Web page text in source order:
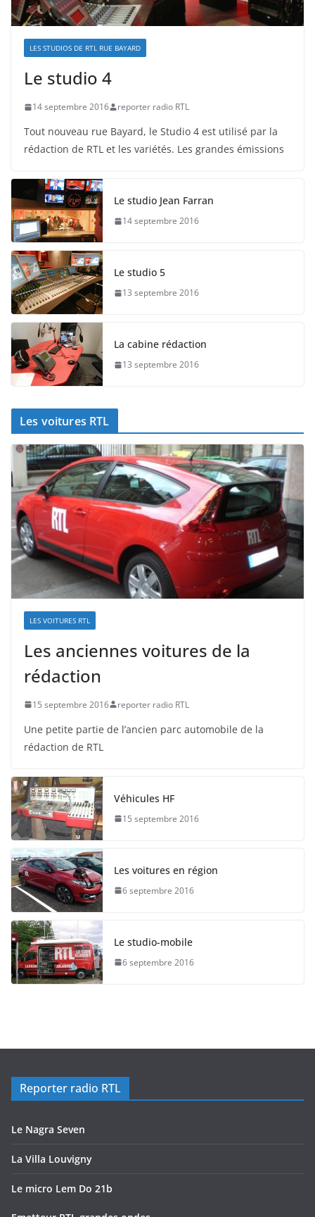
LES STUDIOS DE RTL RUE BAYARD
Le studio 4
14 septembre 2016 reporter radio RTL
Tout nouveau rue Bayard, le Studio 4 est utilisé par la
rédaction de RTL et les variétés. Les grandes émissions
Le studio Jean Farran
14 septembre 2016
Le studio 5
13 septembre 2016
La cabine rédaction
13 septembre 2016
Les voitures RTL
LES VOITURES RTL
Les anciennes voitures de la
rédaction
15 septembre 2016 reporter radio RTL
Une petite partie de l’ancien parc automobile de la
rédaction de RTL
Véhicules HF
15 septembre 2016
Les voitures en région
6 septembre 2016
Le studio-mobile
6 septembre 2016
Reporter radio RTL
Le Nagra Seven
La Villa Louvigny
Le micro Lem Do 21b